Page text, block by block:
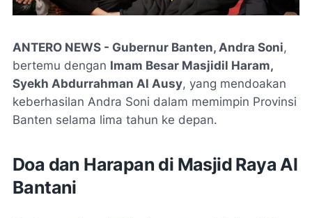
ANTERO NEWS - Gubernur Banten, Andra Soni,
bertemu dengan Imam Besar Masjidil Haram,
Syekh Abdurrahman Al Ausy, yang mendoakan
keberhasilan Andra Soni dalam memimpin Provinsi
Banten selama lima tahun ke depan.
Doa dan Harapan di Masjid Raya Al
Bantani